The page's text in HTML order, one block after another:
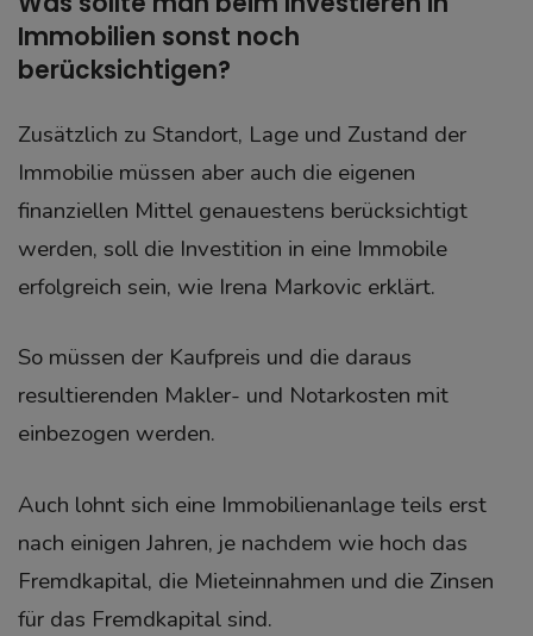
Immobilien sonst noch
berücksichtigen?
Zusätzlich zu Standort, Lage und Zustand der
Immobilie müssen aber auch die eigenen
finanziellen Mittel genauestens berücksichtigt
werden, soll die Investition in eine Immobile
erfolgreich sein, wie Irena Markovic erklärt.
So müssen der Kaufpreis und die daraus
resultierenden Makler- und Notarkosten mit
einbezogen werden.
Auch lohnt sich eine Immobilienanlage teils erst
nach einigen Jahren, je nachdem wie hoch das
Fremdkapital, die Mieteinnahmen und die Zinsen
für das Fremdkapital sind.